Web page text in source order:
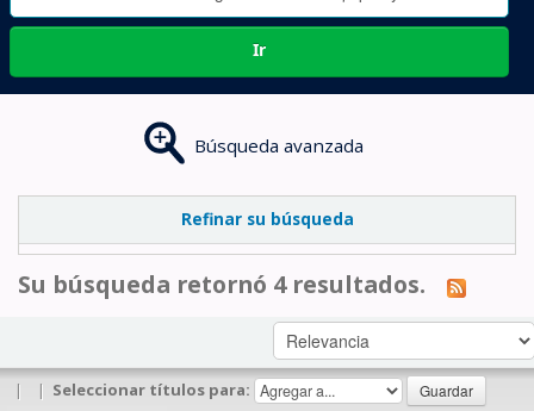
Ir
Búsqueda avanzada
Refinar su búsqueda
Su búsqueda retornó 4 resultados.
| | Seleccionar títulos para: